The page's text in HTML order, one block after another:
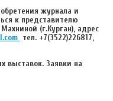
журнала и
к представителю
(г.Курган), адрес
тел. +7(3522)226817,
выставок. Заявки на